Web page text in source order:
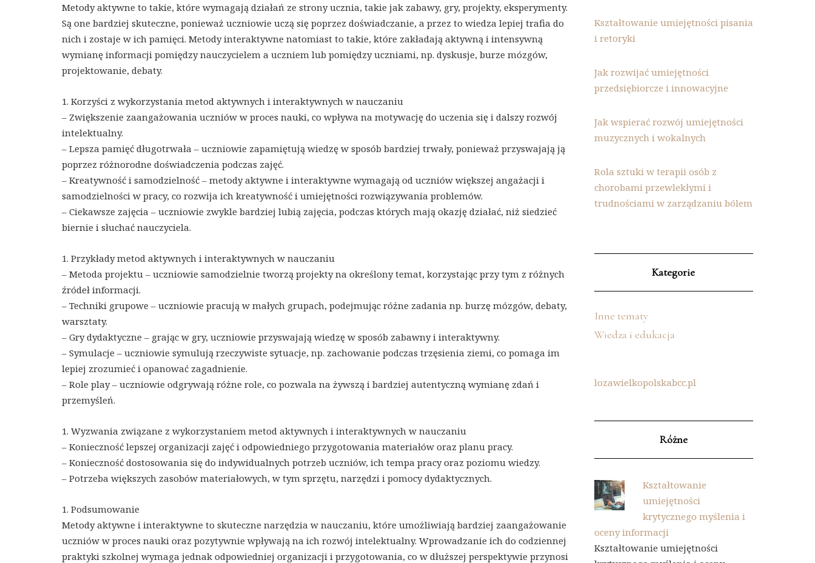
Metody aktywne to takie, które wymagają działań ze strony ucznia, takie jak zabawy, gry, projekty, eksperymenty.
Są one bardziej skuteczne, ponieważ uczniowie uczą się poprzez doświadczanie, a przez to wiedza lepiej trafia do
nich i zostaje w ich pamięci. Metody interaktywne natomiast to takie, które zakładają aktywną i intensywną
wymianę informacji pomiędzy nauczycielem a uczniem lub pomiędzy uczniami, np. dyskusje, burze mózgów,
projektowanie, debaty.
1. Korzyści z wykorzystania metod aktywnych i interaktywnych w nauczaniu
– Zwiększenie zaangażowania uczniów w proces nauki, co wpływa na motywację do uczenia się i dalszy rozwój
intelektualny.
– Lepsza pamięć długotrwała – uczniowie zapamiętują wiedzę w sposób bardziej trwały, ponieważ przyswajają ją
poprzez różnorodne doświadczenia podczas zajęć.
– Kreatywność i samodzielność – metody aktywne i interaktywne wymagają od uczniów większej angażacji i
samodzielności w pracy, co rozwija ich kreatywność i umiejętności rozwiązywania problemów.
– Ciekawsze zajęcia – uczniowie zwykle bardziej lubią zajęcia, podczas których mają okazję działać, niż siedzieć
biernie i słuchać nauczyciela.
1. Przykłady metod aktywnych i interaktywnych w nauczaniu
– Metoda projektu – uczniowie samodzielnie tworzą projekty na określony temat, korzystając przy tym z różnych
źródeł informacji.
– Techniki grupowe – uczniowie pracują w małych grupach, podejmując różne zadania np. burzę mózgów, debaty,
warsztaty.
– Gry dydaktyczne – grając w gry, uczniowie przyswajają wiedzę w sposób zabawny i interaktywny.
– Symulacje – uczniowie symulują rzeczywiste sytuacje, np. zachowanie podczas trzęsienia ziemi, co pomaga im
lepiej zrozumieć i opanować zagadnienie.
– Role play – uczniowie odgrywają różne role, co pozwala na żywszą i bardziej autentyczną wymianę zdań i
przemyśleń.
1. Wyzwania związane z wykorzystaniem metod aktywnych i interaktywnych w nauczaniu
– Konieczność lepszej organizacji zajęć i odpowiedniego przygotowania materiałów oraz planu pracy.
– Konieczność dostosowania się do indywidualnych potrzeb uczniów, ich tempa pracy oraz poziomu wiedzy.
– Potrzeba większych zasobów materiałowych, w tym sprzętu, narzędzi i pomocy dydaktycznych.
1. Podsumowanie
Metody aktywne i interaktywne to skuteczne narzędzia w nauczaniu, które umożliwiają bardziej zaangażowanie
uczniów w proces nauki oraz pozytywnie wpływają na ich rozwój intelektualny. Wprowadzanie ich do codziennej
praktyki szkolnej wymaga jednak odpowiedniej organizacji i przygotowania, co w dłuższej perspektywie przynosi
Kształtowanie umiejętności pisania
i retoryki
Jak rozwijać umiejętności
przedsiębiorcze i innowacyjne
Jak wspierać rozwój umiejętności
muzycznych i wokalnych
Rola sztuki w terapii osób z
chorobami przewlekłymi i
trudnościami w zarządzaniu bólem
Kategorie
Inne tematy
Wiedza i edukacja
lozawielkopolskabcc.pl
Różne
Kształtowanie
umiejętności
krytycznego myślenia i
oceny informacji
Kształtowanie umiejętności